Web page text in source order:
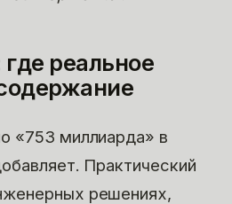
реальное
«753 миллиарда» в
Практический
решениях,